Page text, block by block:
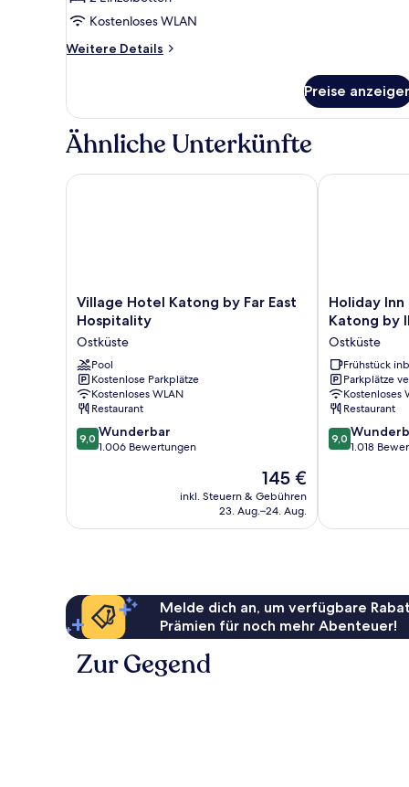
Kostenloses WLAN
Weitere Details
Weitere
Zimmer,
2 Einzelbetten
Preise
Ähnliche Unterkünfte
Village
Hotel
Katong
by
Far
East
Hospitality
Ostküste
Village Hotel Katong by Far East
Hospitality
Ostküste
Pool
Kostenlose Parkplätze
Kostenloses WLAN
Restaurant
9.0
von
9,0 Wunderbar
1.006 Bewertungen
Der
Preis
beträgt
145 €
inkl. Steuern & Gebühren
23. Aug.–24. Aug.
Village Hotel Katong by Far East Hospitality
Holiday
Inn
Express
Singapore
Katong
by
IHG
Ostküste
Holiday Inn
Katong by
Ostküste
Frühstück
Parkplätze
Kostenloses
Restaurant
9.0
von
9,0
1.018
Holiday Inn
Melde dich an, um verfügbare
Prämien für noch mehr Abenteuer!
Zur Gegend